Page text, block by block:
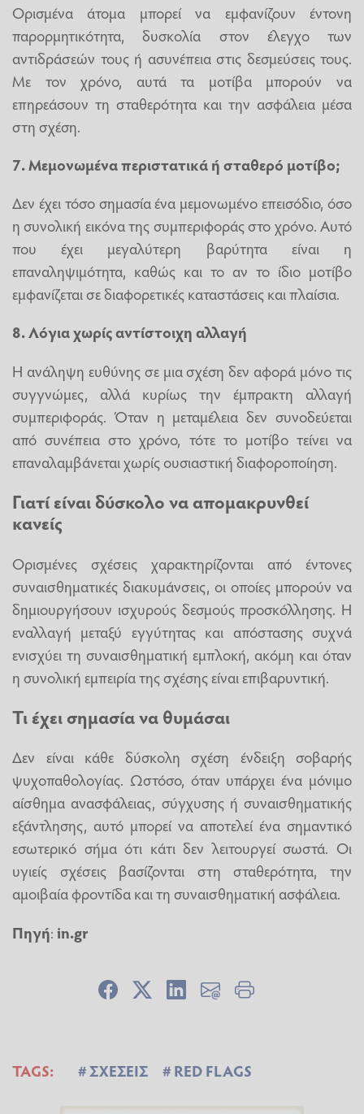
Ορισμένα άτομα μπορεί να εμφανίζουν έντονη
παρορμητικότητα, δυσκολία στον έλεγχο των
αντιδράσεών τους ή ασυνέπεια στις δεσμεύσεις τους.
Με τον χρόνο, αυτά τα μοτίβα μπορούν να
επηρεάσουν τη σταθερότητα και την ασφάλεια μέσα
στη σχέση.
7. Μεμονωμένα περιστατικά ή σταθερό μοτίβο;
Δεν έχει τόσο σημασία ένα μεμονωμένο επεισόδιο, όσο
η συνολική εικόνα της συμπεριφοράς στο χρόνο. Αυτό
που έχει μεγαλύτερη βαρύτητα είναι η
επαναληψιμότητα, καθώς και το αν το ίδιο μοτίβο
εμφανίζεται σε διαφορετικές καταστάσεις και πλαίσια.
8. Λόγια χωρίς αντίστοιχη αλλαγή
Η ανάληψη ευθύνης σε μια σχέση δεν αφορά μόνο τις
συγγνώμες, αλλά κυρίως την έμπρακτη αλλαγή
συμπεριφοράς. Όταν η μεταμέλεια δεν συνοδεύεται
από συνέπεια στο χρόνο, τότε το μοτίβο τείνει να
επαναλαμβάνεται χωρίς ουσιαστική διαφοροποίηση.
Γιατί είναι δύσκολο να απομακρυνθεί
κανείς
Ορισμένες σχέσεις χαρακτηρίζονται από έντονες
συναισθηματικές διακυμάνσεις, οι οποίες μπορούν να
δημιουργήσουν ισχυρούς δεσμούς προσκόλλησης. Η
εναλλαγή μεταξύ εγγύτητας και απόστασης συχνά
ενισχύει τη συναισθηματική εμπλοκή, ακόμη και όταν
η συνολική εμπειρία της σχέσης είναι επιβαρυντική.
Τι έχει σημασία να θυμάσαι
Δεν είναι κάθε δύσκολη σχέση ένδειξη σοβαρής
ψυχοπαθολογίας. Ωστόσο, όταν υπάρχει ένα μόνιμο
αίσθημα ανασφάλειας, σύγχυσης ή συναισθηματικής
εξάντλησης, αυτό μπορεί να αποτελεί ένα σημαντικό
εσωτερικό σήμα ότι κάτι δεν λειτουργεί σωστά. Οι
υγιείς σχέσεις βασίζονται στη σταθερότητα, την
αμοιβαία φροντίδα και τη συναισθηματική ασφάλεια.
Πηγή:in.gr
TAGS: ΣΧΕΣΕΙΣ RED FLAGS